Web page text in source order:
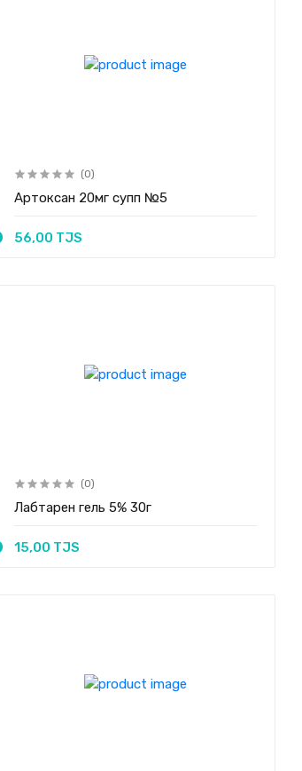
(0)
Артоксан 20мг супп №5
56,00 TJS
(0)
Лабтарен гель 5% 30г
15,00 TJS